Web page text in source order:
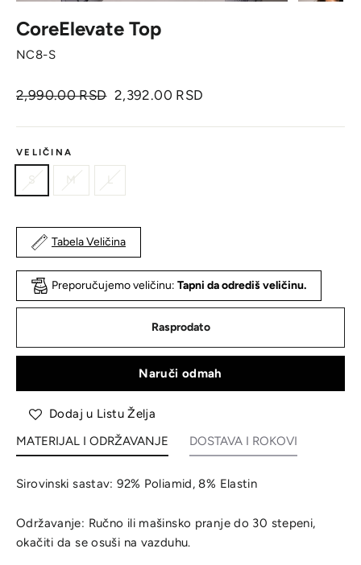
CoreElevate Top
NC8-S
Originalna
2,990.00 RSD Cena
popustom
2,392.00 RSD
VELIČINA
S M L
Tabela Veličina
Preporučujemo veličinu: Tapni da odrediš veličinu.
Rasprodato
Naruči odmah
Dodaj u Listu Želja
MATERIJAL I ODRŽAVANJE
Sirovinski sastav: 92% Poliamid, 8% Elastin
Održavanje: Ručno ili mašinsko pranje do 30 stepeni,
okačiti da se osuši na vazduhu.
DOSTAVA I ROKOVI